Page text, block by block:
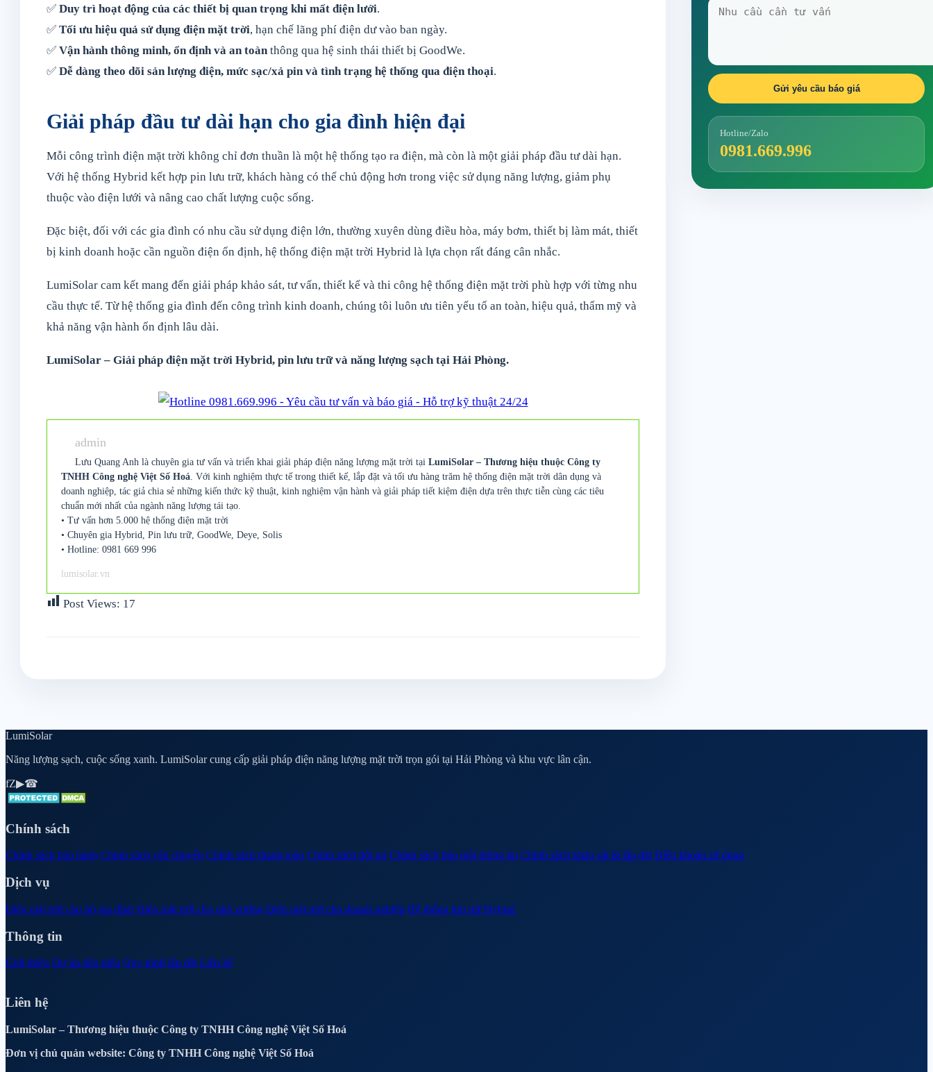
✅ Duy trì hoạt động của các thiết bị quan trọng khi mất điện lưới.
✅ Tối ưu hiệu quả sử dụng điện mặt trời, hạn chế lãng phí điện dư vào ban ngày.
✅ Vận hành thông minh, ổn định và an toànthông qua hệ sinh thái thiết bị GoodWe.
✅ Dễ dàng theo dõi sản lượng điện, mức sạc/xả pin và tình trạng hệ thống qua điện thoại.
Giải pháp đầu tư dài hạn cho gia đình hiện đại
Mỗi công trình điện mặt trời không chỉ đơn thuần là một hệ thống tạo ra điện, mà còn là một giải pháp đầu tư dài hạn.
Với hệ thống Hybrid kết hợp pin lưu trữ, khách hàng có thể chủ động hơn trong việc sử dụng năng lượng, giảm phụ
thuộc vào điện lưới và nâng cao chất lượng cuộc sống.
Đặc biệt, đối với các gia đình có nhu cầu sử dụng điện lớn, thường xuyên dùng điều hòa, máy bơm, thiết bị làm mát, thiết
bị kinh doanh hoặc cần nguồn điện ổn định, hệ thống điện mặt trời Hybrid là lựa chọn rất đáng cân nhắc.
LumiSolar cam kết mang đến giải pháp khảo sát, tư vấn, thiết kế và thi công hệ thống điện mặt trời phù hợp với từng nhu
cầu thực tế. Từ hệ thống gia đình đến công trình kinh doanh, chúng tôi luôn ưu tiên yếu tố an toàn, hiệu quả, thẩm mỹ và
khả năng vận hành ổn định lâu dài.
LumiSolar – Giải pháp điện mặt trời Hybrid, pin lưu trữ và năng lượng sạch tại Hải Phòng.
admin
Lưu Quang Anh là chuyên gia tư vấn và triển khai giải pháp điện năng lượng mặt trời tại LumiSolar – Thương hiệu thuộc Công ty
TNHH Công nghệ Việt Số Hoá. Với kinh nghiệm thực tế trong thiết kế, lắp đặt và tối ưu hàng trăm hệ thống điện mặt trời dân dụng và
doanh nghiệp, tác giả chia sẻ những kiến thức kỹ thuật, kinh nghiệm vận hành và giải pháp tiết kiệm điện dựa trên thực tiễn cùng các tiêu
chuẩn mới nhất của ngành năng lượng tái tạo.
• Tư vấn hơn 5.000 hệ thống điện mặt trời
• Chuyên gia Hybrid, Pin lưu trữ, GoodWe, Deye, Solis
• Hotline: 0981 669 996
lumisolar.vn
Post Views: 17
Gửi yêu cầu báo giá
Hotline/Zalo
0981.669.996
LumiSolar
Năng lượng sạch, cuộc sống xanh. LumiSolar cung cấp giải pháp điện năng lượng mặt trời trọn gói tại Hải Phòng và khu vực lân cận.
fZ▶☎
Chính sách
Chính sách bảo hành Chính sách vận chuyển Chính sách thanh toán Chính sách đổi trả Chính sách bảo mật thông tin Chính sách khảo sát & lắp đặt Điều khoản sử dụng
Dịch vụ
Điện mặt trời cho hộ gia đình Điện mặt trời cho nhà xưởng Điện mặt trời cho doanh nghiệp Hệ thống lưu trữ Hybrid
Thông tin
Giới thiệu Dự án tiêu biểu Quy trình lắp đặt Liên hệ
Liên hệ
LumiSolar – Thương hiệu thuộc Công ty TNHH Công nghệ Việt Số Hoá
Đơn vị chủ quản website: Công ty TNHH Công nghệ Việt Số Hoá